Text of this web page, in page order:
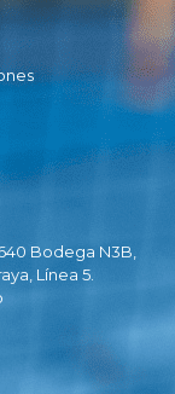
Bodega N3B,
Línea 5.